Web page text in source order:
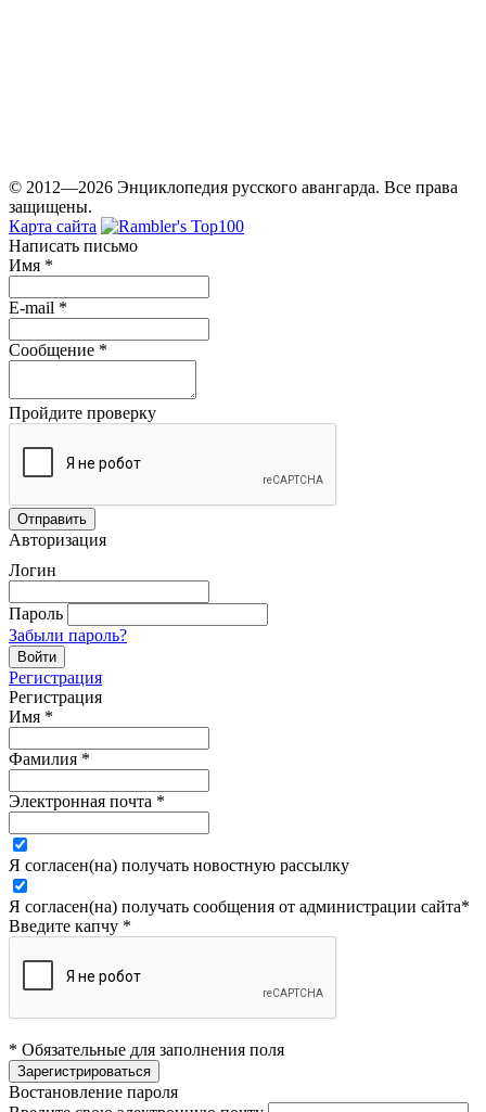
© 2012—2026 Энциклопедия русского авангарда. Все права
защищены.
Карта сайта
Написать письмо
Имя *
E-mail *
Сообщение *
Пройдите проверку
Авторизация
Логин
Пароль
Забыли пароль?
Регистрация
Регистрация
Имя *
Фамилия *
Электронная почта *
Я согласен(на) получать новостную рассылку
Я согласен(на) получать сообщения от администрации сайта*
Введите капчу *
* Обязательные для заполнения поля
Востановление пароля